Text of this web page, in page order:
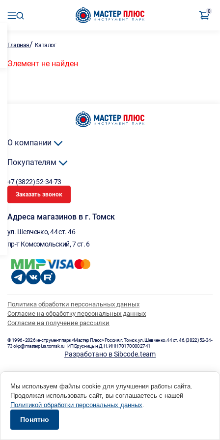
0
Главная/ Каталог
Элемент не найден
О компании
Покупателям
+7 (3822) 52-34-73
Заказать звонок
Адреса магазинов в г. Томск
ул. Шевченко, 44 ст. 46
пр-т Комсомольский, 7 ст. 6
Политика обработки персональных данных
Согласие на обработку персональных данных
Согласие на получение рассылки
© 1996 - 2026 инструмент парк «Мастер Плюс» Россия, г. Томск, ул. Шевченко, 44 ст. 46, (3822) 52-34-
73 okp@masterplus.tomsk.ru ИП Брусницын Д.Н. ИНН 701700002741
Разработано в Sibcode.team
Мы используем файлы cookie для улучшения работы сайта.
Продолжая использовать сайт, вы соглашаетесь с нашей
Политикой обработки персональных данных.
Понятно